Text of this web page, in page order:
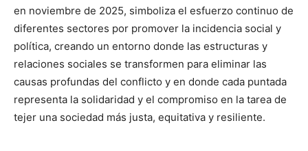
en noviembre de 2025, simboliza el esfuerzo continuo de
diferentes sectores por promover la incidencia social y
política, creando un entorno donde las estructuras y
relaciones sociales se transformen para eliminar las
causas profundas del conflicto y en donde cada puntada
representa la solidaridad y el compromiso en la tarea de
tejer una sociedad más justa, equitativa y resiliente.